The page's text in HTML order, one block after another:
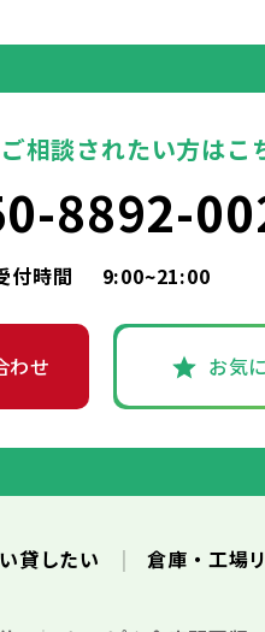
相談されたい方はこ
8892-
付時間 9:00~21:00
わせ お気
貸したい 倉庫・工場